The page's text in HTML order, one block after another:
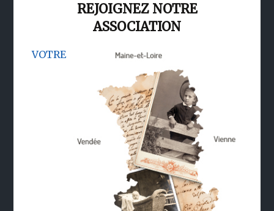
REJOIGNEZ NOTRE
ASSOCIATION
VOTRE